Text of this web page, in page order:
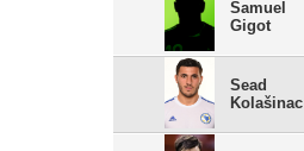
Samuel
Gigot
Sead
Kolašinac